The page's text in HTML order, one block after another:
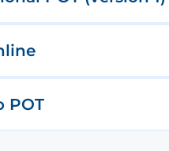
POT